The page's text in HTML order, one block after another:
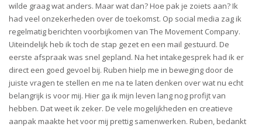
wilde graag wat anders. Maar wat dan? Hoe pak je zoiets aan? Ik
had veel onzekerheden over de toekomst. Op social media zag ik
regelmatig berichten voorbijkomen van The Movement Company.
Uiteindelijk heb ik toch de stap gezet en een mail gestuurd. De
eerste afspraak was snel gepland. Na het intakegesprek had ik er
direct een goed gevoel bij. Ruben hielp me in beweging door de
juiste vragen te stellen en me na te laten denken over wat nu echt
belangrijk is voor mij. Hier ga ik mijn leven lang nog profijt van
hebben. Dat weet ik zeker. De vele mogelijkheden en creatieve
aanpak maakte het voor mij prettig samenwerken. Ruben, bedankt